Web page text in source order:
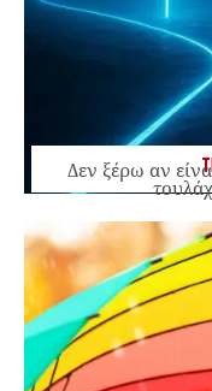
Δεν ξέρω αν